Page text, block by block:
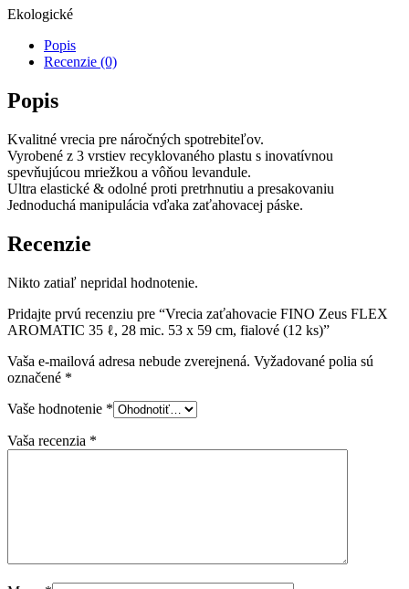
Ekologické
Popis
Recenzie (0)
Popis
Kvalitné vrecia pre náročných spotrebiteľov.
Vyrobené z 3 vrstiev recyklovaného plastu s inovatívnou
spevňujúcou mriežkou a vôňou levandule.
Ultra elastické & odolné proti pretrhnutiu a presakovaniu
Jednoduchá manipulácia vďaka zaťahovacej páske.
Recenzie
Nikto zatiaľ nepridal hodnotenie.
Pridajte prvú recenziu pre “Vrecia zaťahovacie FINO Zeus FLEX
AROMATIC 35 ℓ, 28 mic. 53 x 59 cm, fialové (12 ks)”
Vaša e-mailová adresa nebude zverejnená. Vyžadované polia sú
označené *
Vaše hodnotenie *
Vaša recenzia *